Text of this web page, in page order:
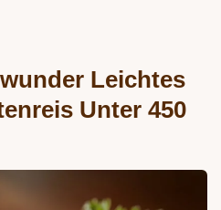
Leichtes
Unter 450